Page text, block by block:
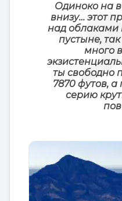
Одиноко на
внизу… этот
над облаками
пустыне,
много
ты свободно
7870 футов,
серию